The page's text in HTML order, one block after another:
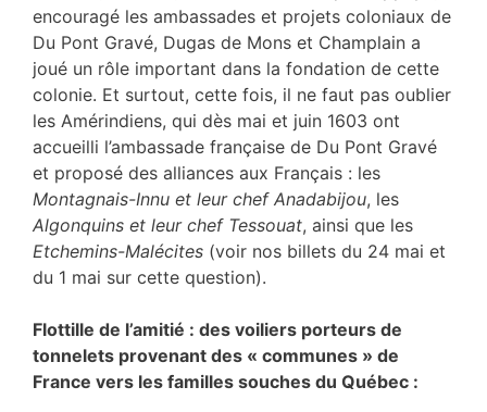
encouragé les ambassades et projets coloniaux de
Du Pont Gravé, Dugas de Mons et Champlain a
joué un rôle important dans la fondation de cette
colonie. Et surtout, cette fois, il ne faut pas oublier
les Amérindiens, qui dès mai et juin 1603 ont
accueilli l’ambassade française de Du Pont Gravé
et proposé des alliances aux Français : les
Montagnais-Innu et leur chef Anadabijou, les
Algonquins et leur chef Tessouat, ainsi que les
Etchemins-Malécites (voir nos billets du 24 mai et
du 1 mai sur cette question).
Flottille de l’amitié : des voiliers porteurs de
tonnelets provenant des « communes » de
France vers les familles souches du Québec :